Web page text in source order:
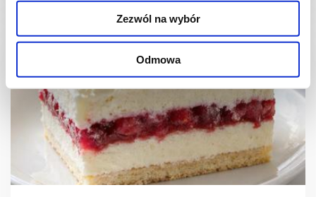
Zezwól na wybór
Odmowa